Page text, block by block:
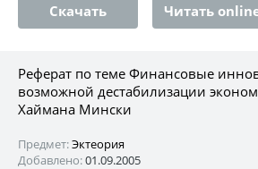
Скачать Читать
Реферат по теме Финансовые
возможной дестабилизации
Хаймана Мински
Предмет:Эктеория
Добавлено:01.09.2005